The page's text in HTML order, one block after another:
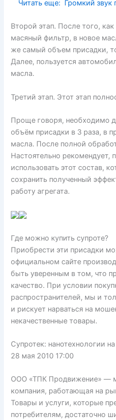
Читать еще: Громкий звук
Второй этап. После того,
масяный фильтр, в новое
же самый объем присадки,
Далее, пользуется
масла.
Третий этап. Этот этап
Проще говоря, необходимо
объём присадки в 3 раза, в
масла. После полной
Настоятельно рекомендует,
использовать этот состав,
сохранить полученный
работу агрегата.
Где можно купить супроте?
Приобрести эти присадки
официальном сайте
быть уверенным в том, что
качество. При условии
распространителей, мы и
и рискует нарваться на
некачественные товары.
Супротек: нанотехнологии
28 мая 2010 17:00
ООО «ТПК Продвижение» —
компания, работающая на
Товары и услуги, которые
потребителям, достаточно